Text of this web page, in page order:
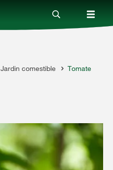
Jardin comestible Tomate